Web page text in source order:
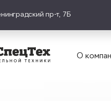
пр-т, 7Б
О